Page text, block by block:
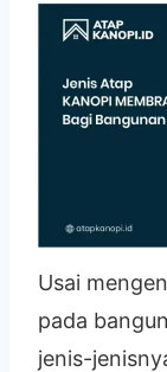
Usai
pada
jenis-